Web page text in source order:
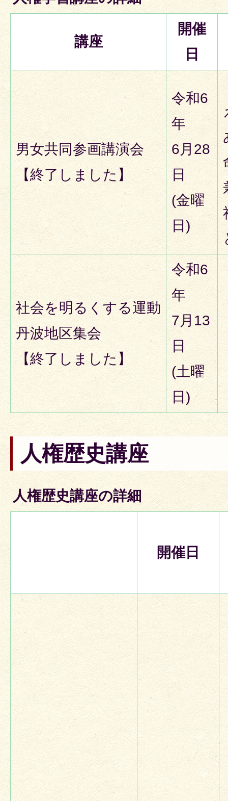
講座
開催
日
男女共同参画講演会
【終了しました】
令和6
年
6月28
日
(金曜
日)
社会を明るくする運動
丹波地区集会
【終了しました】
令和6
年
7月13
日
(土曜
日)
人権歴史講座
人権歴史講座の詳細
開催日